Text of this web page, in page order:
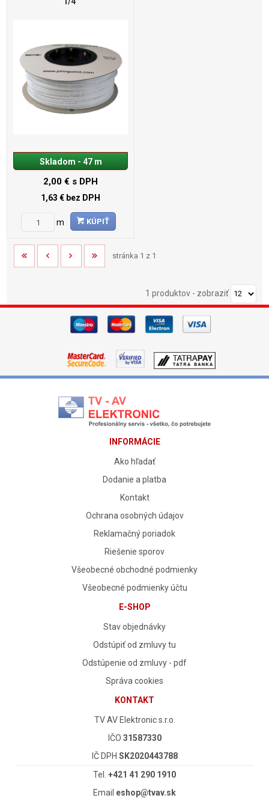
Skladom - 47 m
2,00 € s DPH
1,63 € bez DPH
m KÚPIŤ
stránka 1 z 1
1 produktov- zobraziť
INFORMÁCIE
Ako hľadať
Dodanie a platba
Kontakt
Ochrana osobných údajov
Reklamačný poriadok
Riešenie sporov
Všeobecné obchodné podmienky
Všeobecné podmienky účtu
E-SHOP
Stav objednávky
Odstúpiť od zmluvy tu
Odstúpenie od zmluvy - pdf
Správa cookies
KONTAKT
TV AV Elektronic s.r.o.
IČO 31587330
IČ DPH SK2020443788
Tel. +421 41 290 1910
Email eshop@tvav.sk